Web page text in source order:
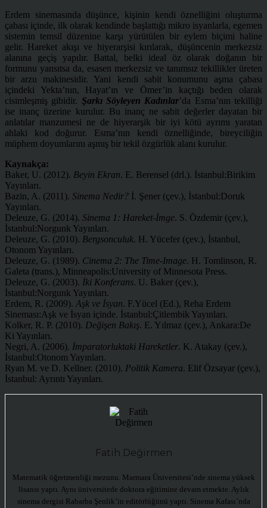
Erdem sinemasında düşünce, kişinin kendi öznelliğini oluşturma
çabası içinde, ilk olarak kendinde başlattığı mikro isyanlarla, egemen
sistemin temsil düzenine karşı yürütülen bir eylem biçimi haline
gelir. Hareket akışı ve hiyerarşisi kırılarak, düşüncenin merkezsiz
alanına geçiş yapılır. Battal, belki ideal öz olarak doğanın bir
formunu yansıtsa da, esasen merkezsiz ve tanımsız tekillikler üreten
bir arzu makinesidir. Yani kendi sabit konumunu aşma çabası
içindeki Yekta’nın, Hayat’ın ve Ömer’in kaçtığı beden olarak
cisimleşmiş gibidir. Şarkı Söyleyen Kadınlar’da Esma’nın tekilliği
ise inanç üzerine kurulur. Bu inanç ne sabit değerler dayatan bir
anlatılar manzumesi ne de hiyerarşik bir iyi kötü ayrımı yaratan
ahlaki kod doğurur. Esma’nın kendi öznelliğinde, bireyciliğin
müphem doyumlarını aşmış bir tekil özgürlük alanı kurulur.
Kaynakça:
Baker, U. (2012). Beyin Ekran. E. Berensel (drl.). İstanbul:Birikim
Yayınları.
Bazin, A. (2011). Sinema Nedir? İ. Şener (çev.), İstanbul:Doruk
Yayınları.
Deleuze, G. (2014). Sinema 1: Hareket-İmge. S. Özdemir (çev.),
İstanbul:Norgunk Yayınları.
Deleuze, G. (2010). Bergsonculuk. H. Yücefer (çev.), İstanbul,
Otonom Yayınları.
Deleuze, G. (1989). Cinema 2: The Time-Image. H. Tomlinson, R.
Galeta (trans.), Minneapolis:University of Minnesota Press.
Deleuze, G. (2003). İki Konferans. U. Baker (çev.),
İstanbul:Norgunk Yayınları.
Erdem, R. (2009). Aşk ve İsyan. F.Yücel (Ed.), Reha Erdem
Sineması:Aşk ve İsyan içinde. İstanbul:Çitlembik Yayınları.
Kolker, R. P. (2010). Değişen Bakış. E. Yılmaz (çev.), Ankara:De
Ki Yayınları.
Negri, A. (2006). İmparatorluktaki Hareketler. K. Atakay (çev.),
İstanbul:Otonom Yayınları.
Ryan M. ve D. Kellner. (2010). Politik Kamera. Elif Özsayar (çev.),
İstanbul: Ayrıntı Yayınları.
Fatih Değirmen
Matematik öğretmenliği mezunu. Marmara Üniversitesi’nde sinema yüksek
lisansı yaptı. Aynı üniversitede doktora eğitimine devam etmekte. Aylık
sinema dergisi Rabarba Şenlik’in editörlüğünü yaptı. Sinema Kafası’nda